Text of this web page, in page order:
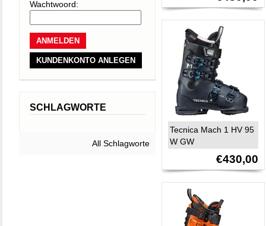
Tecnica Mach 1 HV 95
W GW
€430,00
Wachtwoord:
KUNDENKONTO ANLEGEN
SCHLAGWORTE
All Schlagworte